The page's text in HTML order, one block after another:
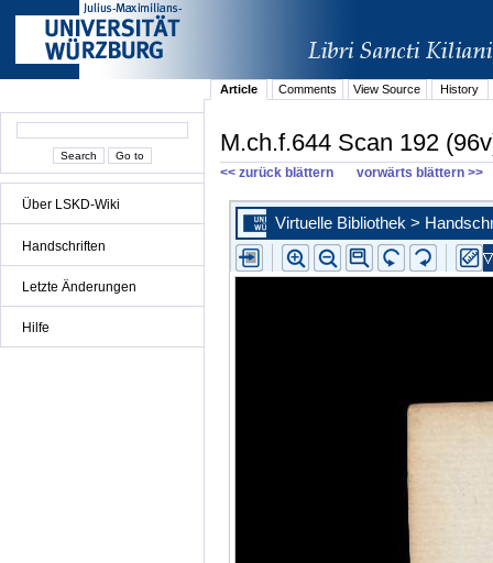
Über LSKD-Wiki
Handschriften
Letzte Änderungen
Hilfe
Article Comments View Source History
M.ch.f.644 Scan 192
<< zurück blättern vorwärts blättern >>